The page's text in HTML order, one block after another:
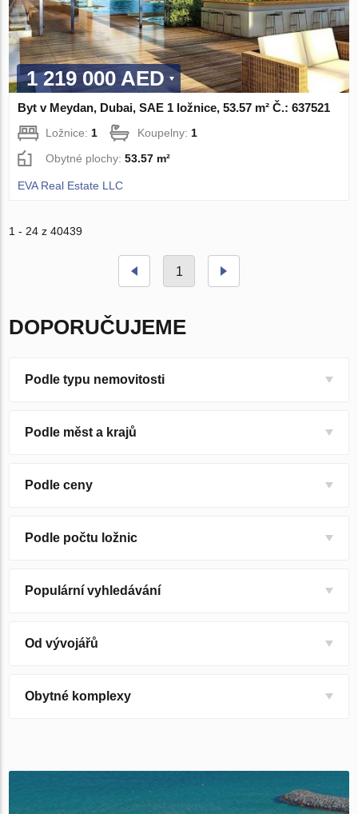
1 219 000 AED
Byt v Meydan, Dubai, SAE 1 ložnice, 53.57 m² Č.: 637521
Ložnice:1 Koupelny:1
Obytné plochy:53.57 m²
EVA Real Estate LLC
1 - 24 z 40439
1
DOPORUČUJEME
Podle typu nemovitosti
Podle měst a krajů
Podle ceny
Podle počtu ložnic
Populární vyhledávání
Od vývojářů
Obytné komplexy